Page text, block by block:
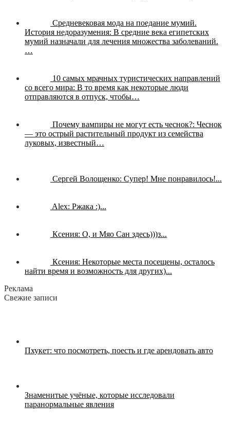
Средневековая мода на поедание мумий.
История недоразумения: В средние века египетских
мумий назначали для лечения множества заболеваний.
…
10 самых мрачных туристических направлений
со всего мира: В то время как некоторые люди
отправляются в отпуск, чтобы…
Почему вампиры не могут есть чеснок?: Чеснок
— это острый растительный продукт из семейства
луковых, известный…
Сергей Волощенко: Супер! Мне понравилось!...
Alex: Ржака :)...
Ксения: О, и Мяо Сан здесь)))з...
Ксения: Некоторые места посещены, осталось
найти время и возможность для других)...
Реклама
Свежие записи
Пхукет: что посмотреть, поесть и где арендовать авто
Знаменитые учёные, которые исследовали
паранормальные явления